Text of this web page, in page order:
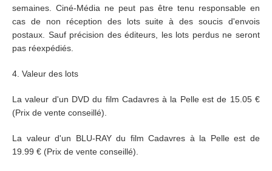
semaines. Ciné-Média ne peut pas être tenu responsable en
cas de non réception des lots suite à des soucis d'envois
postaux. Sauf précision des éditeurs, les lots perdus ne seront
pas réexpédiés.
4. Valeur des lots
La valeur d'un DVD du film Cadavres à la Pelle est de 15.05 €
(Prix de vente conseillé).
La valeur d'un BLU-RAY du film Cadavres à la Pelle est de
19.99 € (Prix de vente conseillé).